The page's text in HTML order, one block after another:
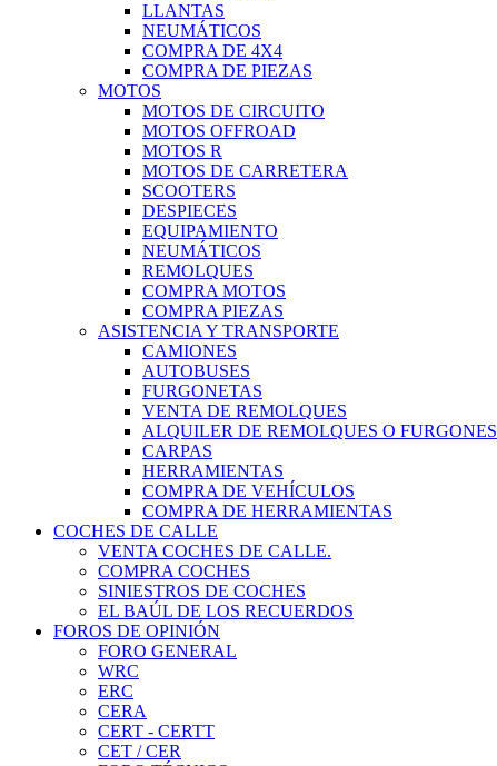
LLANTAS
NEUMÁTICOS
COMPRA DE 4X4
COMPRA DE PIEZAS
MOTOS
MOTOS DE CIRCUITO
MOTOS OFFROAD
MOTOS R
MOTOS DE CARRETERA
SCOOTERS
DESPIECES
EQUIPAMIENTO
NEUMÁTICOS
REMOLQUES
COMPRA MOTOS
COMPRA PIEZAS
ASISTENCIA Y TRANSPORTE
CAMIONES
AUTOBUSES
FURGONETAS
VENTA DE REMOLQUES
ALQUILER DE REMOLQUES O FURGONES
CARPAS
HERRAMIENTAS
COMPRA DE VEHÍCULOS
COMPRA DE HERRAMIENTAS
COCHES DE CALLE
VENTA COCHES DE CALLE.
COMPRA COCHES
SINIESTROS DE COCHES
EL BAÚL DE LOS RECUERDOS
FOROS DE OPINIÓN
FORO GENERAL
WRC
ERC
CERA
CERT - CERTT
CET / CER